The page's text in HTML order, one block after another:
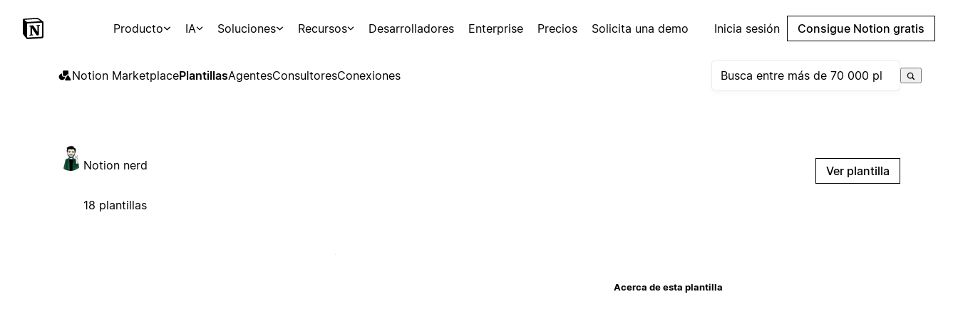
Producto IA Soluciones Recursos Desarrolladores Enterprise Precios Solicita una demo Inicia sesión Consigue Notion gratis
Notion MarketplacePlantillasAgentesConsultoresConexiones
Notion nerd
18 plantillas
Ver plantilla
Acerca de esta plantilla